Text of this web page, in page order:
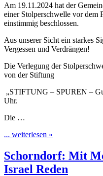
Am 19.11.2024 hat der
einer Stolperschwelle vor dem
einstimmig beschlossen.
Aus unserer Sicht ein starkes
Vergessen und Verdrängen!
Die Verlegung der
von der Stiftung
„STIFTUNG – SPUREN –
Uhr.
Die …
... weiterlesen »
Schorndorf: Mit
Israel Reden